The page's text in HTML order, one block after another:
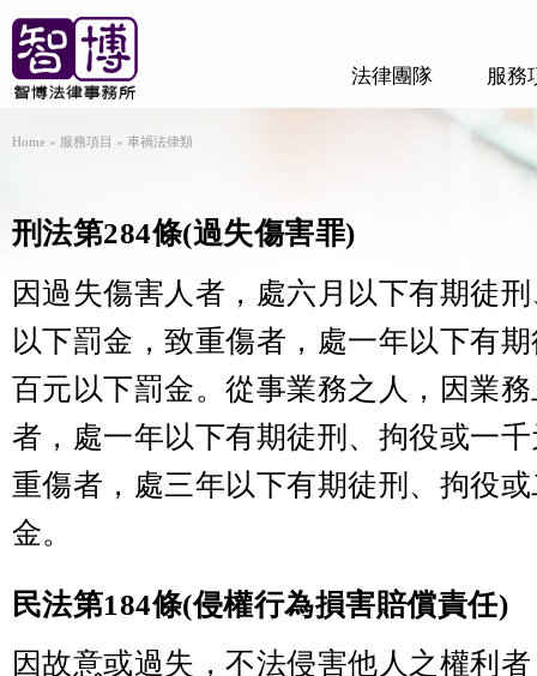
法律團隊 服務
Home » 服務項目 » 車禍法律類
刑法第284條(過失傷害罪)
因過失傷害人者，處六月以下有期徒
以下罰金，致重傷者，處一年以下有
百元以下罰金。從事業務之人，因業
者，處一年以下有期徒刑、拘役或一
重傷者，處三年以下有期徒刑、拘役
金。
民法第184條(侵權行為損害賠償責任)
因故意或過失，不法侵害他人之權利